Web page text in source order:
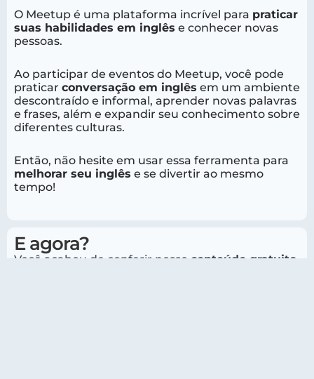
O Meetup é uma plataforma incrível para praticar
suas habilidades em inglês e conhecer novas
pessoas.
Ao participar de eventos do Meetup, você pode
praticar conversação em inglês em um ambiente
descontraído e informal, aprender novas palavras
e frases, além e expandir seu conhecimento sobre
diferentes culturas.
Então, não hesite em usar essa ferramenta para
melhorar seu inglês e se divertir ao mesmo
tempo!
E agora?
Você acabou de conferir nosso conteúdo gratuito